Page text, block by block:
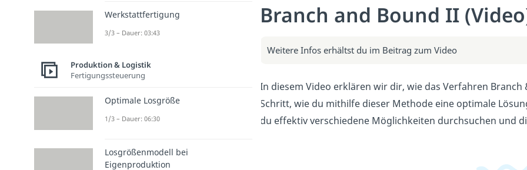
Branch and Bound II
Weitere Infos erhältst du im Beitrag zum Video
In diesem Video erklären wir dir, wie das Verfahren
Schritt, wie du mithilfe dieser Methode eine optimale
du effektiv verschiedene Möglichkeiten durchsuchen und
Werkstattfertigung
3/3 – Dauer: 03:43
Produktion & Logistik
Fertigungssteuerung
Optimale Losgröße
1/3 – Dauer: 06:30
Losgrößenmodell bei
Eigenproduktion